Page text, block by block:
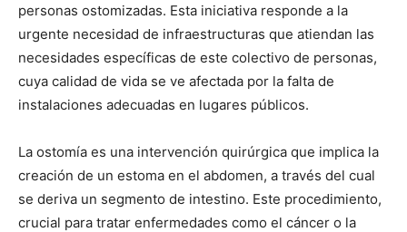
personas ostomizadas. Esta iniciativa responde a la
urgente necesidad de infraestructuras que atiendan las
necesidades específicas de este colectivo de personas,
cuya calidad de vida se ve afectada por la falta de
instalaciones adecuadas en lugares públicos.
La ostomía es una intervención quirúrgica que implica la
creación de un estoma en el abdomen, a través del cual
se deriva un segmento de intestino. Este procedimiento,
crucial para tratar enfermedades como el cáncer o la